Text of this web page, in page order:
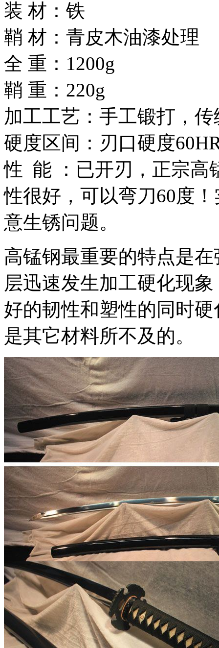
装 材：铁
鞘 材：青皮木油漆处理
全 重：1200g
鞘 重：220g
加工工艺：手工锻打，
硬度区间：刃口硬度
性 能 ：已开刃，正宗高
性很好，可以弯刀60度
意生锈问题。
高锰钢最重要的特点是
层迅速发生加工硬化现
好的韧性和塑性的同时
是其它材料所不及的。